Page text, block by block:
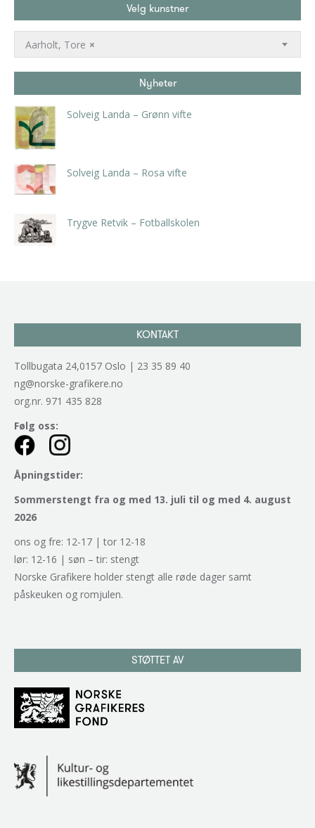
Velg kunstner
×
Aarholt, Tore
Nyheter
Solveig Landa – Grønn vifte
Solveig Landa – Rosa vifte
Trygve Retvik – Fotballskolen
KONTAKT
Tollbugata 24,0157 Oslo | 23 35 89 40
ng@norske-grafikere.no
org.nr. 971 435 828
Følg oss:
Åpningstider:
Sommerstengt fra og med 13. juli til og med 4. august
2026
ons og fre: 12-17 | tor 12-18
lør: 12-16 | søn – tir: stengt
Norske Grafikere holder stengt alle røde dager samt
påskeuken og romjulen.
STØTTET AV